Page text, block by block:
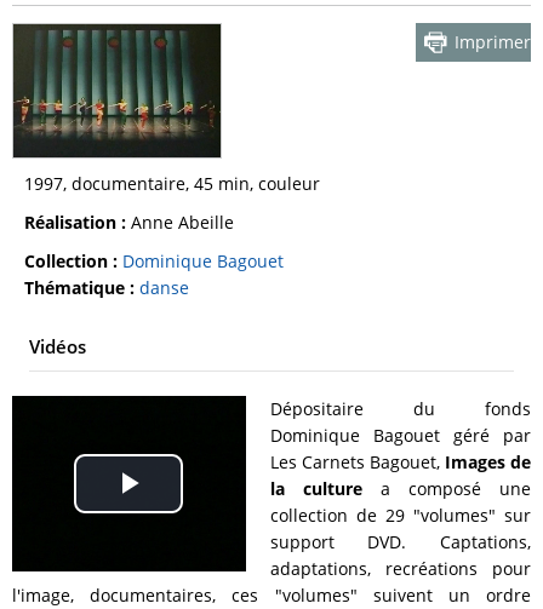
Imprimer
1997, documentaire, 45 min, couleur
Réalisation : Anne Abeille
Collection : Dominique Bagouet
Thématique : danse
Vidéos
Play
Video
Dépositaire du fonds
Dominique Bagouet géré par
Les Carnets Bagouet, Images de
la culturea composé une
collection de 29 "volumes" sur
support DVD. Captations,
adaptations, recréations pour
l'image, documentaires, ces "volumes" suivent un ordre